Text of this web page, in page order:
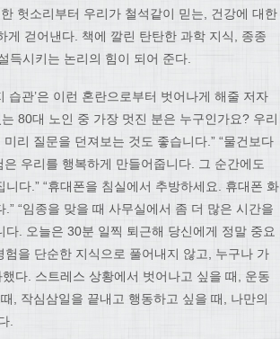
헛소리부터 우리가 철석같이 믿는, 건강에 대한
걷어낸다. 책에 깔린 탄탄한 과학 지식, 종종
득시키는 논리의 힘이 되어 준다.
습관’은 이런 혼란으로부터 벗어나게 해줄 저자
80대 노인 중 가장 멋진 분은 누구인가요? 우리
리 질문을 던져보는 것도 좋습니다.” “물건보다
우리를 행복하게 만들어줍니다. 그 순간에도
다.” “휴대폰을 침실에서 추방하세요. 휴대폰 화
“임종을 맞을 때 사무실에서 좀 더 많은 시간을
. 오늘은 30분 일찍 퇴근해 당신에게 정말 중요
을 단순한 지식으로 풀어내지 않고, 누구나 가
다. 스트레스 상황에서 벗어나고 싶을 때, 운동
, 작심삼일을 끝내고 행동하고 싶을 때, 나만의
.